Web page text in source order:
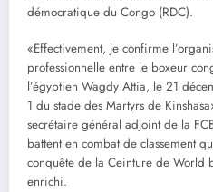
démocratique du Congo (RDC).
«Effectivement, je confirme
professionnelle entre le boxeur
l’égyptien Wagdy Attia, le 21
1 du stade des Martyrs de
secrétaire général adjoint de la
battent en combat de classement
conquête de la Ceinture de World
enrichi.